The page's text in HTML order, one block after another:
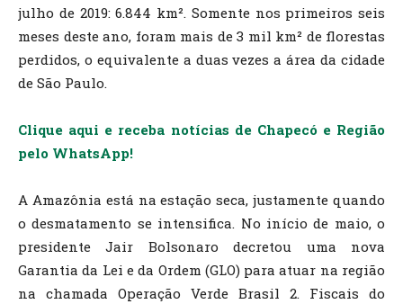
julho de 2019: 6.844 km². Somente nos primeiros seis
meses deste ano, foram mais de 3 mil km² de florestas
perdidos, o equivalente a duas vezes a área da cidade
de São Paulo.
Clique aqui e receba notícias de Chapecó e Região
pelo WhatsApp!
A Amazônia está na estação seca, justamente quando
o desmatamento se intensifica. No início de maio, o
presidente Jair Bolsonaro decretou uma nova
Garantia da Lei e da Ordem (GLO) para atuar na região
na chamada Operação Verde Brasil 2. Fiscais do